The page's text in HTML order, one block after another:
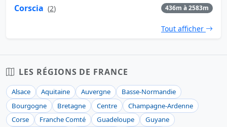
Corscia (2) 436m à 2583m
Tout afficher
LES RÉGIONS DE FRANCE
Alsace Aquitaine Auvergne
Basse-Normandie
Bourgogne
Bretagne Centre
Champagne-Ardenne
Corse
Franche Comté Guadeloupe
Guyane